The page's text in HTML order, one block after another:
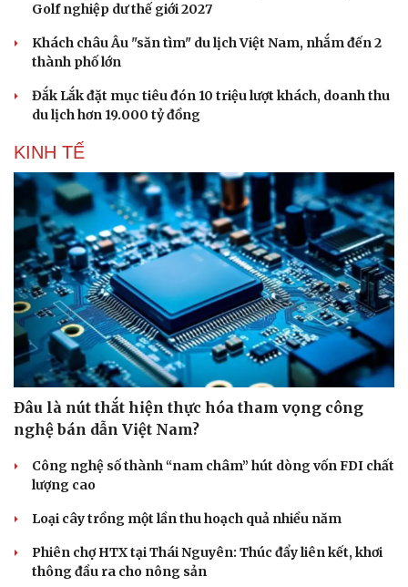
Văn hóa
Văn học
Âm nhạc
Giải trí
Thời trang
Golf nghiệp dư thế giới 2027
Khách châu Âu "săn tìm" du lịch Việt Nam, nhắm đến 2
thành phố lớn
Đắk Lắk đặt mục tiêu đón 10 triệu lượt khách, doanh thu
du lịch hơn 19.000 tỷ đồng
KINH TẾ
Đâu là nút thắt hiện thực hóa tham vọng công
nghệ bán dẫn Việt Nam?
Công nghệ số thành “nam châm” hút dòng vốn FDI chất
lượng cao
Loại cây trồng một lần thu hoạch quả nhiều năm
Phiên chợ HTX tại Thái Nguyên: Thúc đẩy liên kết, khơi
thông đầu ra cho nông sản